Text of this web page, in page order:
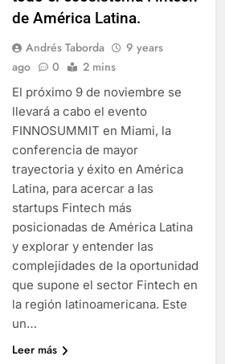
de América Latina.
Andrés Taborda
9 years
ago
0 2 mins
El próximo 9 de noviembre se
llevará a cabo el evento
FINNOSUMMIT en Miami, la
conferencia de mayor
trayectoria y éxito en América
Latina, para acercar a las
startups Fintech más
posicionadas de América Latina
y explorar y entender las
complejidades de la oportunidad
que supone el sector Fintech en
la región latinoamericana. Este
un…
Leer más